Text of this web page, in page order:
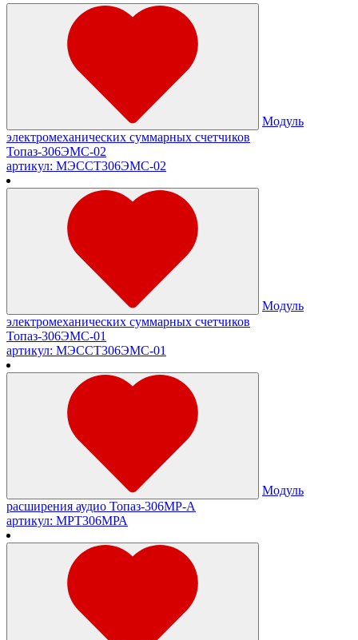
Модуль
электромеханических суммарных счетчиков
Топаз-306ЭМС-02
артикул: МЭССТ306ЭМС-02
Модуль
электромеханических суммарных счетчиков
Топаз-306ЭМС-01
артикул: МЭССТ306ЭМС-01
Модуль
расширения аудио Топаз-306МР-А
артикул: МРТ306МРА